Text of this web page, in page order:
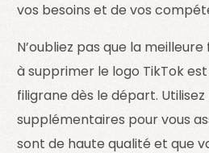
vos besoins et de vos
N’oubliez pas que la
à supprimer le logo TikTok
filigrane dès le départ. Utilisez
supplémentaires pour vous
sont de haute qualité et que